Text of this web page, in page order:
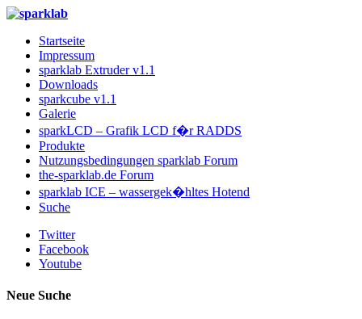
Startseite
Impressum
sparklab Extruder v1.1
Downloads
sparkcube v1.1
Galerie
sparkLCD – Grafik LCD f�r RADDS
Produkte
Nutzungsbedingungen sparklab Forum
the-sparklab.de Forum
sparklab ICE – wassergek�hltes Hotend
Suche
Twitter
Facebook
Youtube
Neue Suche